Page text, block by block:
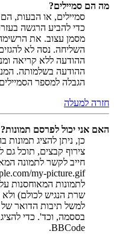
מה הם סמיילים?
סמיילים, או הבעות,
כדי להביע הרגשה
מסמן עצוב. את
השליחה. נסה לא
ההודעה ללא קריאה
ההודעה בשלמותה.
הגבלה למספר
חזרה למעלה
האם אני יכול לפרסם תמונות?
כן, ניתן להציג
צירוף קבצים, תוכל
חייב לקשר לתמונה
לתמונות המאוחסנות
שרת הנגיש לכולם) ולא
BBCode.